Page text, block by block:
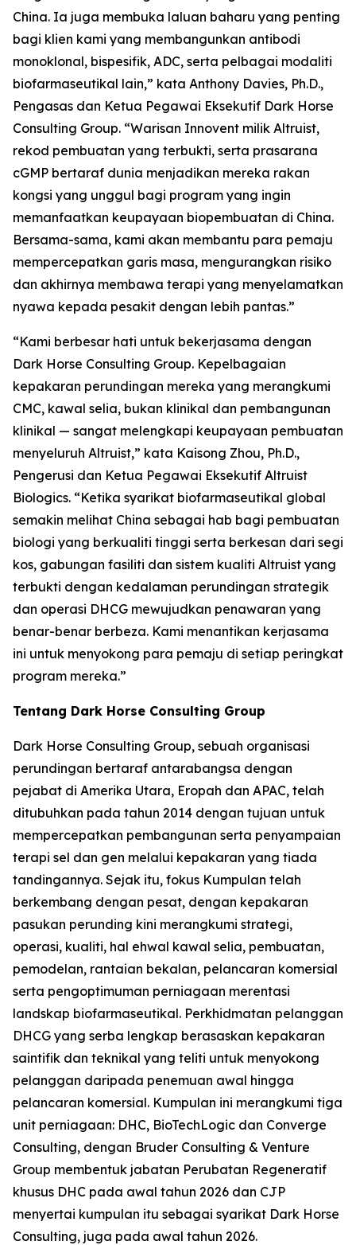
China. Ia juga membuka laluan baharu yang penting
bagi klien kami yang membangunkan antibodi
monoklonal, bispesifik, ADC, serta pelbagai modaliti
biofarmaseutikal lain,” kata Anthony Davies, Ph.D.,
Pengasas dan Ketua Pegawai Eksekutif Dark Horse
Consulting Group. “Warisan Innovent milik Altruist,
rekod pembuatan yang terbukti, serta prasarana
cGMP bertaraf dunia menjadikan mereka rakan
kongsi yang unggul bagi program yang ingin
memanfaatkan keupayaan biopembuatan di China.
Bersama-sama, kami akan membantu para pemaju
mempercepatkan garis masa, mengurangkan risiko
dan akhirnya membawa terapi yang menyelamatkan
nyawa kepada pesakit dengan lebih pantas.”
“Kami berbesar hati untuk bekerjasama dengan
Dark Horse Consulting Group. Kepelbagaian
kepakaran perundingan mereka yang merangkumi
CMC, kawal selia, bukan klinikal dan pembangunan
klinikal — sangat melengkapi keupayaan pembuatan
menyeluruh Altruist,” kata Kaisong Zhou, Ph.D.,
Pengerusi dan Ketua Pegawai Eksekutif Altruist
Biologics. “Ketika syarikat biofarmaseutikal global
semakin melihat China sebagai hab bagi pembuatan
biologi yang berkualiti tinggi serta berkesan dari segi
kos, gabungan fasiliti dan sistem kualiti Altruist yang
terbukti dengan kedalaman perundingan strategik
dan operasi DHCG mewujudkan penawaran yang
benar-benar berbeza. Kami menantikan kerjasama
ini untuk menyokong para pemaju di setiap peringkat
program mereka.”
Tentang Dark Horse Consulting Group
Dark Horse Consulting Group, sebuah organisasi
perundingan bertaraf antarabangsa dengan
pejabat di Amerika Utara, Eropah dan APAC, telah
ditubuhkan pada tahun 2014 dengan tujuan untuk
mempercepatkan pembangunan serta penyampaian
terapi sel dan gen melalui kepakaran yang tiada
tandingannya. Sejak itu, fokus Kumpulan telah
berkembang dengan pesat, dengan kepakaran
pasukan perunding kini merangkumi strategi,
operasi, kualiti, hal ehwal kawal selia, pembuatan,
pemodelan, rantaian bekalan, pelancaran komersial
serta pengoptimuman perniagaan merentasi
landskap biofarmaseutikal. Perkhidmatan pelanggan
DHCG yang serba lengkap berasaskan kepakaran
saintifik dan teknikal yang teliti untuk menyokong
pelanggan daripada penemuan awal hingga
pelancaran komersial. Kumpulan ini merangkumi tiga
unit perniagaan: DHC, BioTechLogic dan Converge
Consulting, dengan Bruder Consulting & Venture
Group membentuk jabatan Perubatan Regeneratif
khusus DHC pada awal tahun 2026 dan CJP
menyertai kumpulan itu sebagai syarikat Dark Horse
Consulting, juga pada awal tahun 2026.